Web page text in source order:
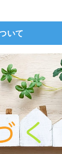
いて